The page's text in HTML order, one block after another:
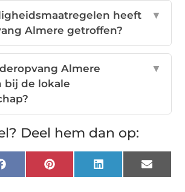
heeft
Almere getroffen?
▼
Almere
bij de lokale
▼
Deel hem dan op:
FacebookPinterestLinkedInEmail